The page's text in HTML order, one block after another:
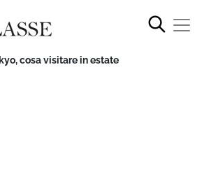
cosa visitare in estate